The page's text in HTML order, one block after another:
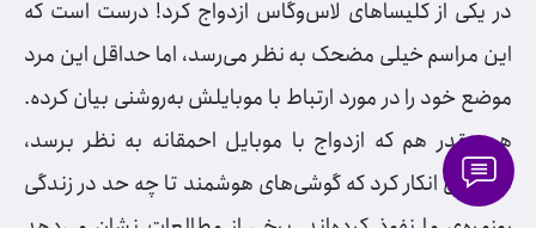
در یکی از کلیساهای لاس‌وگاس ازدواج کرد! درست است که
این مراسم خیلی مضحک به نظر می‌رسد، اما حداقل این مرد
موضع خود را در مورد ارتباط با موبایلش به‌روشنی بیان کرده.
هر چقدر هم که ازدواج با موبایل احمقانه به نظر برسد،
نمی‌توان انکار کرد که گوشی‌های هوشمند تا چه حد در زندگی